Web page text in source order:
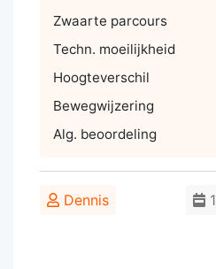
Zwaarte parcours
Techn. moeilijkheid
Hoogteverschil
Bewegwijzering
Alg. beoordeling
Dennis